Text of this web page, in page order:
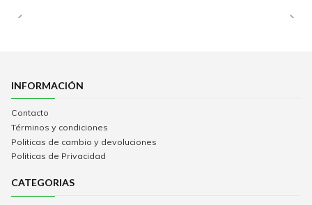
INFORMACIÓN
Contacto
Términos y condiciones
Politicas de cambio y devoluciones
Politicas de Privacidad
CATEGORIAS